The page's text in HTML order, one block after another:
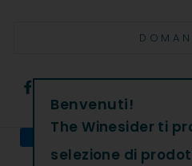
Condividi
su
Facebook
Benvenuti!
The Winesider ti
selezione di